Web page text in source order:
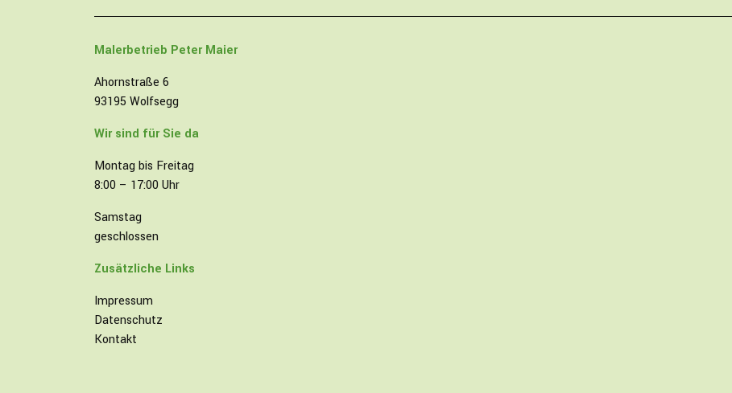
Malerbetrieb Peter Maier
Ahornstraße 6
93195 Wolfsegg
Wir sind für Sie da
Montag bis Freitag
8:00 – 17:00 Uhr
Samstag
geschlossen
Zusätzliche Links
Impressum
Datenschutz
Kontakt